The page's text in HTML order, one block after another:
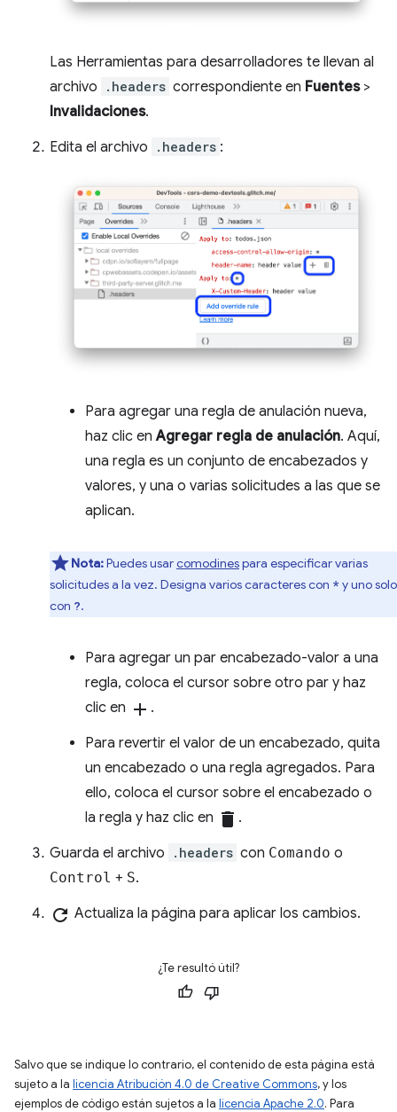
Las Herramientas para desarrolladores te llevan al
archivo
.headers correspondiente en Fuentes>
Invalidaciones.
Edita el archivo
.headers :
Para agregar una regla de anulación nueva,
haz clic enAgregar regla de anulación. Aquí,
una regla es un conjunto de encabezados y
valores, y una o varias solicitudes a las que se
aplican.
Nota:Puedes usarcomodinespara especificar varias
solicitudes a la vez. Designa varios caracteres con * y uno solo
con ?.
Para agregar un par encabezado-valor a una
regla, coloca el cursor sobre otro par y haz
clic en add .
Para revertir el valor de un encabezado, quita
un encabezado o una regla agregados. Para
ello, coloca el cursor sobre el encabezado o
la regla y haz clic en delete .
Guarda el archivo
.headers con Comando o
Control + S.
refresh Actualiza la página para aplicar los cambios.
¿Te resultó útil?
Salvo que se indique lo contrario, el contenido de esta página está
sujeto a la licencia Atribución 4.0 de Creative Commons, y los
ejemplos de código están sujetos a la licencia Apache 2.0. Para